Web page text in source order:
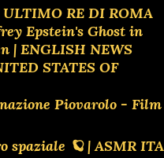
RE DI ROMA
Epstein's Ghost in
| ENGLISH NEWS
STATES OF
Piovarolo - Film
spaziale 🪐 | ASMR ITA